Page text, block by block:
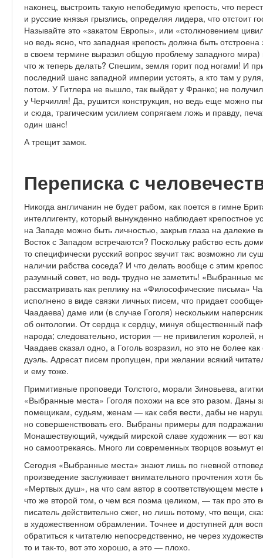
наконец, выстроить такую непобедимую крепость, что
и русские князья грызлись, определяя лидера, что отстоит
Называйте это «закатом Европы», или «столкновением
но ведь ясно, что западная крепость должна быть
в своем термине выразил общую проблему западного
что ж теперь делать? Спешим, земля горит под ногами! И
последний шанс западной империи устоять, а кто там у
потом. У Гитлера не вышло, так выйдет у Франко; не
у Черчилля! Да, рушится конструкция, но ведь еще можно
и сюда, трагическим усилием сопрягаем ложь и правду,
один шанс!
А трещит замок.
Переписка с
Никогда англичанин не будет рабом, как поется в гимне
интеллигенту, который вынужденно наблюдает крепостное
на Западе можно быть личностью, закрыв глаза на далекие
Восток с Западом встречаются? Поскольку рабство есть
то специфически русский вопрос звучит так: возможно ли
наличии рабства соседа? И что делать вообще с этим
разумный совет, но ведь трудно не заметить! «Выбранные
рассматривать как реплику на «Философические письма»
исполнено в виде связки личных писем, что придает
Чаадаева) даме или (в случае Гоголя) нескольким
об онтологии. От сердца к сердцу, минуя общественный
народа; следовательно, история — не привилегия
Чаадаев сказал одно, а Гоголь возразил, но это не более
дуэль. Адресат писем пропущен, при желании всякий
и ему тоже.
Примитивные проповеди Толстого, морали Зиновьева,
«Выбранные места» Гоголя похожи на все это разом. Даны
помещикам, судьям, женам — как себя вести, дабы не
но совершенствовать его. Выбраны примеры для
Монашествующий, чуждый мирской славе художник — вот
но самоотрекаясь. Много ли современных творцов возьмут
Сегодня «Выбранные места» знают лишь по гневной
произведение заслуживает внимательного прочтения хотя
«Мертвых душ», на что сам автор в соответствующем месте
что же второй том, о чем вся поэма целиком, — так про это
писатель действительно сжег, но лишь потому, что вещи,
в художественном обрамлении. Точнее и доступней для
обратиться к читателю непосредственно, не через
то и так-то, вот это хорошо, а это — плохо.